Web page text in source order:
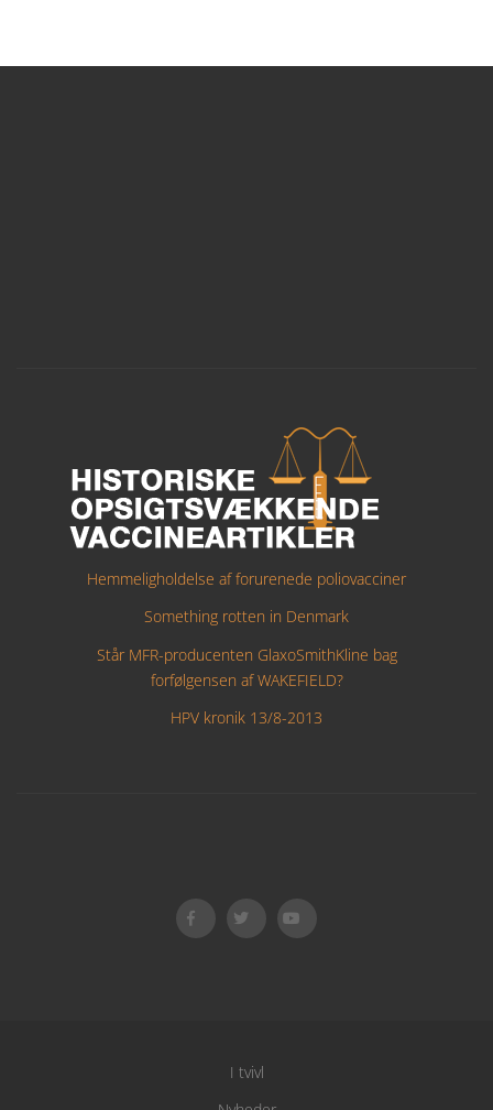
Hemmeligholdelse af forurenede poliovacciner
Something rotten in Denmark
Står MFR-producenten GlaxoSmithKline bag
forfølgensen af WAKEFIELD?
HPV kronik 13/8-2013
I tvivl